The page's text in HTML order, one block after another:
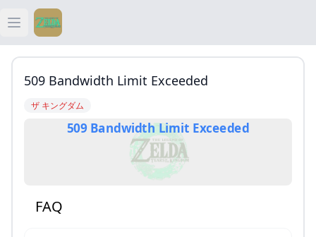
Open main menu
ティアキン
ティアキン 武器
ティアキン 攻略
509 Bandwidth Limit Exceeded
ザ キングダム
509 Bandwidth Limit Exceeded
FAQ